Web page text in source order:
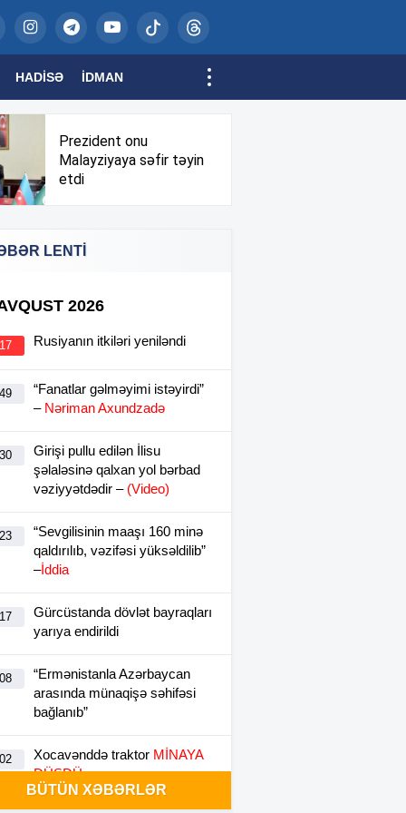
HADISƏ İDMAN
Prezident onu
Malayziyaya səfir təyin
etdi
LENTİ
2026
Rusiyanın itkiləri yeniləndi
“Fanatlar gəlməyimi istəyirdi”
– Nəriman Axundzadə
Girişi pullu edilən İlisu
şəlaləsinə qalxan yol bərbad
vəziyyətdədir –(Video)
“Sevgilisinin maaşı 160 minə
qaldırılıb, vəzifəsi yüksəldilib”
–İddia
Gürcüstanda dövlət bayraqları
yarıya endirildi
“Ermənistanla Azərbaycan
arasında münaqişə səhifəsi
bağlanıb”
Xocavənddə traktor MİNAYA
DÜŞDÜ
BÜTÜN XƏBƏRLƏR